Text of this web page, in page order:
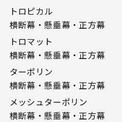
トロピカル
横断幕・懸垂幕・正方幕
トロマット
横断幕・懸垂幕・正方幕
ターポリン
横断幕・懸垂幕・正方幕
メッシュターポリン
横断幕・懸垂幕・正方幕